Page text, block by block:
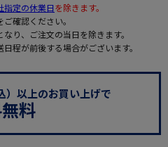
指定の休業日を除きます。
ご確認ください。
り、ご注文の当日を除きます。
程が前後する場合がございます。
）以上のお買い上げで
料